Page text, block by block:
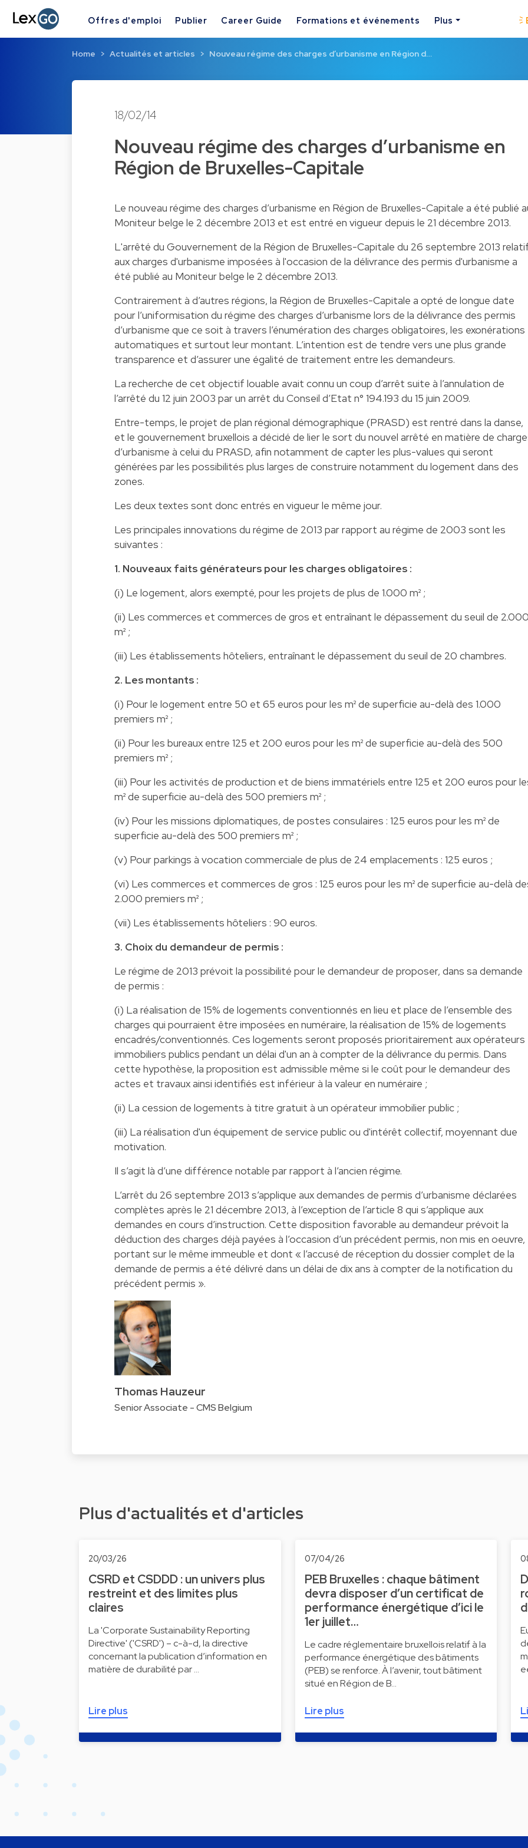
Offres d'emploi Publier Career Guide Formations et événements Plus
Home Actualités et articles Nouveau régime des charges d’urbanisme en Région d…
18/02/14
Nouveau régime des charges d’urbanisme en
Région de Bruxelles-Capitale
Le nouveau régime des charges d’urbanisme en Région de Bruxelles-Capitale a été publié
Moniteur belge le 2 décembre 2013 et est entré en vigueur depuis le 21 décembre 2013.
L'arrêté du Gouvernement de la Région de Bruxelles-Capitale du 26 septembre 2013
aux charges d'urbanisme imposées à l'occasion de la délivrance des permis d'urbanisme a
été publié au Moniteur belge le 2 décembre 2013.
Contrairement à d’autres régions, la Région de Bruxelles-Capitale a opté de longue date
pour l’uniformisation du régime des charges d’urbanisme lors de la délivrance des permis
d’urbanisme que ce soit à travers l’énumération des charges obligatoires, les exonérations
automatiques et surtout leur montant. L’intention est de tendre vers une plus grande
transparence et d’assurer une égalité de traitement entre les demandeurs.
La recherche de cet objectif louable avait connu un coup d’arrêt suite à l’annulation de
l’arrêté du 12 juin 2003 par un arrêt du Conseil d’Etat n° 194.193 du 15 juin 2009.
Entre-temps, le projet de plan régional démographique (PRASD) est rentré dans la danse,
et le gouvernement bruxellois a décidé de lier le sort du nouvel arrêté en matière de
d’urbanisme à celui du PRASD, afin notamment de capter les plus-values qui seront
générées par les possibilités plus larges de construire notamment du logement dans des
zones.
Les deux textes sont donc entrés en vigueur le même jour.
Les principales innovations du régime de 2013 par rapport au régime de 2003 sont les
suivantes :
1. Nouveaux faits générateurs pour les charges obligatoires :
(i) Le logement, alors exempté, pour les projets de plus de 1.000 m² ;
(ii) Les commerces et commerces de gros et entraînant le dépassement du seuil de
m² ;
(iii) Les établissements hôteliers, entraînant le dépassement du seuil de 20 chambres.
2. Les montants :
(i) Pour le logement entre 50 et 65 euros pour les m² de superficie au-delà des 1.000
premiers m² ;
(ii) Pour les bureaux entre 125 et 200 euros pour les m² de superficie au-delà des 500
premiers m² ;
(iii) Pour les activités de production et de biens immatériels entre 125 et 200 euros pour
m² de superficie au-delà des 500 premiers m² ;
(iv) Pour les missions diplomatiques, de postes consulaires : 125 euros pour les m² de
superficie au-delà des 500 premiers m² ;
(v) Pour parkings à vocation commerciale de plus de 24 emplacements : 125 euros ;
(vi) Les commerces et commerces de gros : 125 euros pour les m² de superficie au-delà
2.000 premiers m² ;
(vii) Les établissements hôteliers : 90 euros.
3. Choix du demandeur de permis :
Le régime de 2013 prévoit la possibilité pour le demandeur de proposer, dans sa demande
de permis :
(i) La réalisation de 15% de logements conventionnés en lieu et place de l’ensemble des
charges qui pourraient être imposées en numéraire, la réalisation de 15% de logements
encadrés/conventionnés. Ces logements seront proposés prioritairement aux opérateurs
immobiliers publics pendant un délai d'un an à compter de la délivrance du permis. Dans
cette hypothèse, la proposition est admissible même si le coût pour le demandeur des
actes et travaux ainsi identifiés est inférieur à la valeur en numéraire ;
(ii) La cession de logements à titre gratuit à un opérateur immobilier public ;
(iii) La réalisation d'un équipement de service public ou d'intérêt collectif, moyennant due
motivation.
Il s’agit là d’une différence notable par rapport à l’ancien régime.
L’arrêt du 26 septembre 2013 s’applique aux demandes de permis d’urbanisme déclarées
complètes après le 21 décembre 2013, à l’exception de l’article 8 qui s’applique aux
demandes en cours d’instruction. Cette disposition favorable au demandeur prévoit la
déduction des charges déjà payées à l’occasion d’un précédent permis, non mis en oeuvre,
portant sur le même immeuble et dont « l’accusé de réception du dossier complet de la
demande de permis a été délivré dans un délai de dix ans à compter de la notification du
précédent permis ».
Thomas Hauzeur
Senior Associate - CMS Belgium
Plus d'actualités et d'articles
20/03/26
CSRD et CSDDD : un univers plus
restreint et des limites plus
claires
La 'Corporate Sustainability Reporting
Directive' ('CSRD') – c-à-d, la directive
concernant la publication d’information en
matière de durabilité par …
Lire plus
07/04/26
PEB Bruxelles : chaque bâtiment
devra disposer d’un certificat de
performance énergétique d’ici le
1er juillet…
Le cadre réglementaire bruxellois relatif à la
performance énergétique des bâtiments
(PEB) se renforce. À l’avenir, tout bâtiment
situé en Région de B…
Lire plus